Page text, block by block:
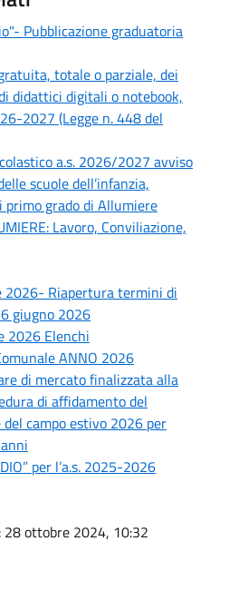
Pubblicazione graduatoria
totale o parziale, dei
didattici digitali o notebook,
2027 (Legge n. 448 del
a.s. 2026/2027 avviso
scuole dell’infanzia,
primo grado di Allumiere
Lavoro, Conviliazione,
2026- Riapertura termini di
giugno 2026
2026 Elenchi
ANNO 2026
di mercato finalizzata alla
di affidamento del
campo estivo 2026 per
per l’a.s. 2025-2026
: 28 ottobre 2024, 10:32